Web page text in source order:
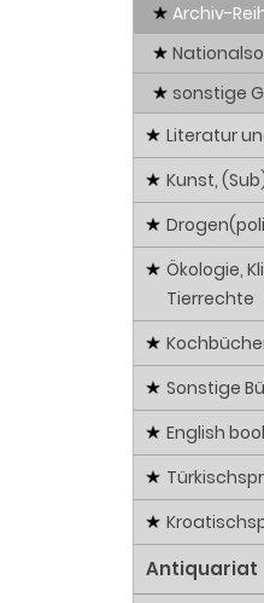
Archiv-
sonstige
Literatur
Kunst,
Ökologie,
Tierrechte
Sonstige
English
Antiquariat